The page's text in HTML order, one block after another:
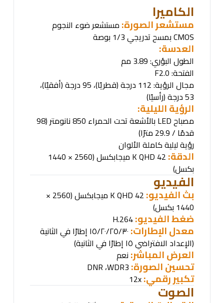
الكاميرا
مستشعر الصورة: مستشعر ضوء النجوم
CMOSبمسح تدريجي 1/3 بوصة
العدسة:
الطول البؤري: 3.89 مم
الفتحة: F2.0
مجال الرؤية: 112 درجة (قطريًا)، 95 درجة (أفقيًا)،
53 درجة (رأسيًا)
الرؤية الليلية:
مصباح
بالأشعة تحت الحمراء 850 نانومتر (98
قدمًا / 29.9 مترًا)
رؤية ليلية كاملة الألوان
الدقة: 2
K QHD 4
ميجابكسل (2560 × 1440
بكسل)
الفيديو
بث الفيديو: 2
K QHD 4
ميجابكسل (2560 ×
1440 بكسل)
ضغط الفيديو:
H.264
معدل الإطارات:
١٥/٢٠/٢٥/٣٠ إطارًا في الثانية
(الإعداد الافتراضي ١٥ إطارًا في الثانية)
العرض المباشر: نعم
تحسين الصورة: DNR ،WDR
تكبير رقمي: 12x
الصوت